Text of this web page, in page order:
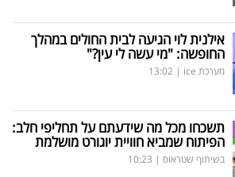
אילנית לוי הגיעה לבית החולים במהלך
החופשה: "מי עשה לי עין?"
מערכת ice |
13:02
תשכחו מכל מה שידעתם על תחליפי חלב:
הפיתוח שמביא חוויית יוגורט מושלמת
בשיתוף שטראוס |
10:23